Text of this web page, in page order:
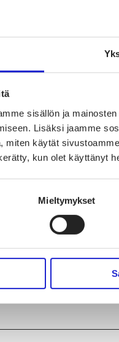
sisällön ja
Lisäksi jaamme
miten käytät
kun olet käyttänyt
Mieltymykset
ja korjausompelu
yrityksen
ja muista